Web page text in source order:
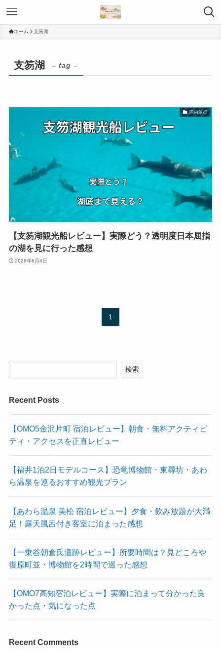
ホーム 支笏湖
支笏湖 – tag –
国内旅行
【支笏湖観光船レビュー】実際どう？透明度日本屈指
の湖を見に行った感想
2026年6月4日
1
検索
Recent Posts
【OMO5金沢片町 宿泊レビュー】朝食・無料アクティビ
ティ・アクセスを正直レビュー
【福井1泊2日モデルコース】恐竜博物館・東尋坊・あわ
ら温泉を巡るおすすめ観光プラン
【あわら温泉 美松 宿泊レビュー】夕食・飲み放題が大満
足！露天風呂付き客室に泊まった感想
【一乗谷朝倉氏遺跡レビュー】所要時間は？見どころや
復原町並・博物館を2時間で巡った感想
【OMO7高知宿泊レビュー】実際に泊まって分かった良
かった点・気になった点
Recent Comments